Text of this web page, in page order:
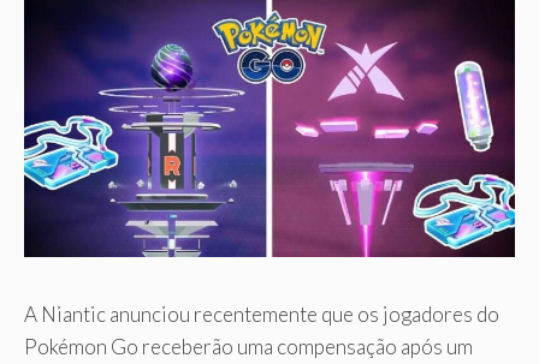
A Niantic anunciou recentemente que os jogadores do
Pokémon Go receberão uma compensação após um